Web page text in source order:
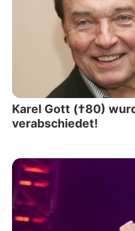
Karel Gott (†80)
verabschiedet!